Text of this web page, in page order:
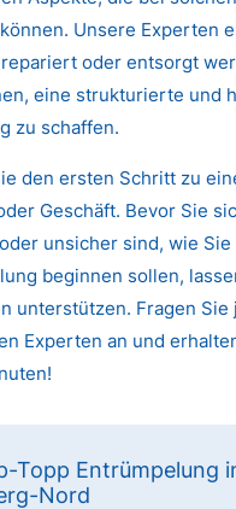
Unsere Experten
oder entsorgt
eine strukturierte und
zu schaffen.
den ersten Schritt zu
Geschäft. Bevor Sie
unsicher sind, wie
beginnen sollen,
unterstützen. Fragen
Experten an und
Topp Entrümpelung
Nord